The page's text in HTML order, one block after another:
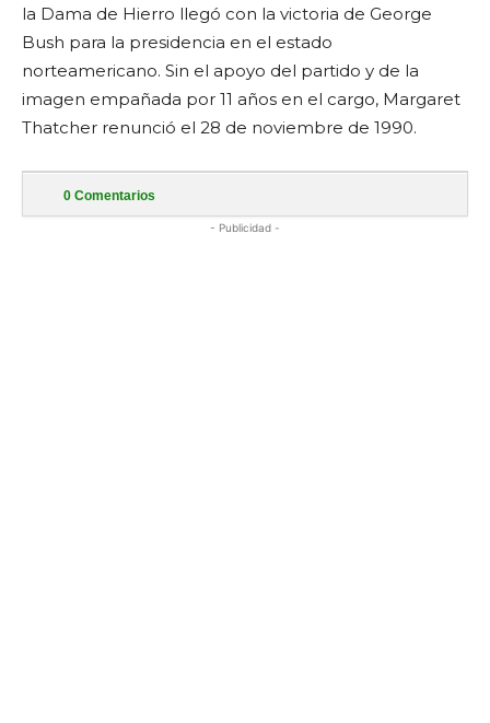
la Dama de Hierro llegó con la victoria de George
Bush para la presidencia en el estado
norteamericano. Sin el apoyo del partido y de la
imagen empañada por 11 años en el cargo, Margaret
Thatcher renunció el 28 de noviembre de 1990.
0 Comentarios
- Publicidad -